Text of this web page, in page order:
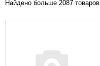
Найдено больше 2087 товаров